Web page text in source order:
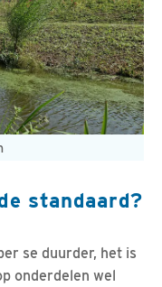
standaard?
se duurder, het is
onderdelen wel